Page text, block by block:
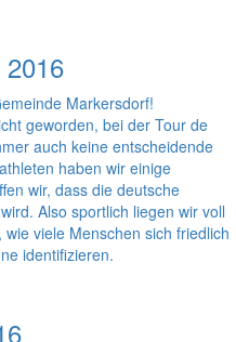
Markersdorf!
geworden, bei der Tour de
auch keine entscheidende
haben wir einige
wir, dass die deutsche
Also sportlich liegen wir voll
viele Menschen sich friedlich
identifizieren.